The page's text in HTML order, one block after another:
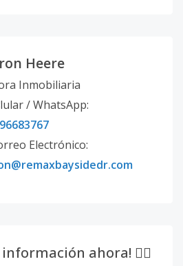
Heere
Inmobiliaria
/ WhatsApp:
Electrónico:
ahora! 👇🏽